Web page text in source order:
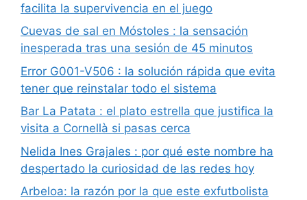
facilita la supervivencia en el juego
Cuevas de sal en Móstoles : la sensación
inesperada tras una sesión de 45 minutos
Error G001-V506 : la solución rápida que evita
tener que reinstalar todo el sistema
Bar La Patata : el plato estrella que justifica la
visita a Cornellà si pasas cerca
Nelida Ines Grajales : por qué este nombre ha
despertado la curiosidad de las redes hoy
Arbeloa: la razón por la que este exfutbolista